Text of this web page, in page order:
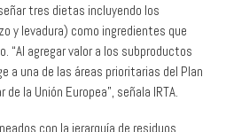
tres dietas incluyendo los
y levadura) como ingredientes que
“Al agregar valor a los subproductos
a una de las áreas prioritarias del Plan
la Unión Europea”, señala IRTA.
con la jerarquía de residuos